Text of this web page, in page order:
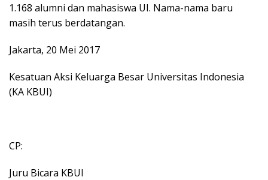
1.168 alumni dan mahasiswa UI. Nama-nama baru
masih terus berdatangan.
Jakarta, 20 Mei 2017
Kesatuan Aksi Keluarga Besar Universitas Indonesia
(KA KBUI)
CP:
Juru Bicara KBUI